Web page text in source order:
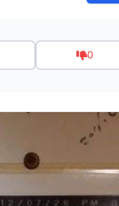
0